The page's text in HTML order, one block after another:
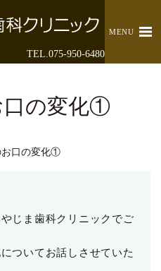
TEL.075-950-6480
MENU
口の変化①
お口の変化①
じま歯科クリニックでご
ついてお話しさせていた